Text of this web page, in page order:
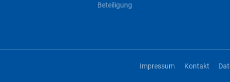
Beteiligung
Impressum Kontakt